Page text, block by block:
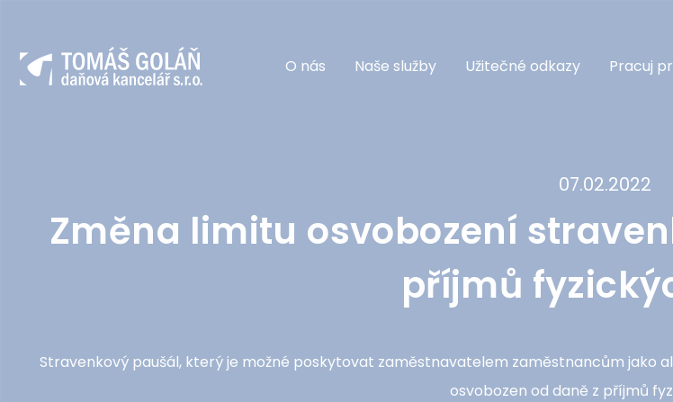
O nás Naše služby Užitečné odkazy Pracuj
07.02.2022
Změna limitu osvobození
příjmů
Stravenkový paušál, který je možné poskytovat zaměstnavatelem zaměstnancům jako
osvobozen od daně z příjmů